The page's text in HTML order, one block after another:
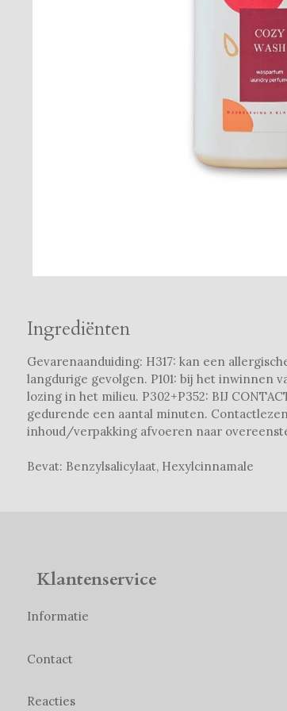
Ingrediënten
Gevarenaanduiding: H317: kan een
langdurige gevolgen. P101: bij het inwinnen
lozing in het milieu. P302+P352: BIJ
gedurende een aantal minuten.
inhoud/verpakking afvoeren naar
Bevat: Benzylsalicylaat, Hexylcinnamale
Klantenservice
Informatie
Contact
Reacties